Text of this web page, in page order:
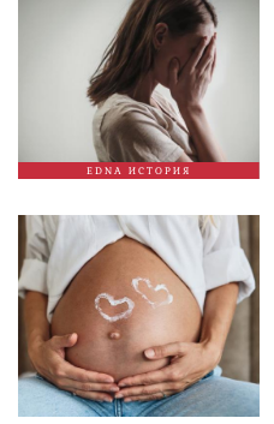
EDNA ИСТОРИЯ